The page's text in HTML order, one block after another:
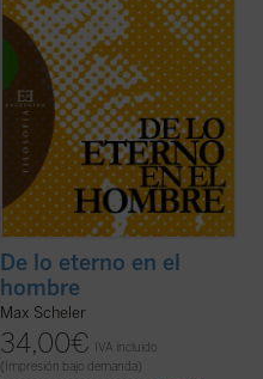
«habla ...(ver ficha)
De lo eterno en el
hombre
Max Scheler
34,00€
IVA incluido
(Impresión bajo demanda)